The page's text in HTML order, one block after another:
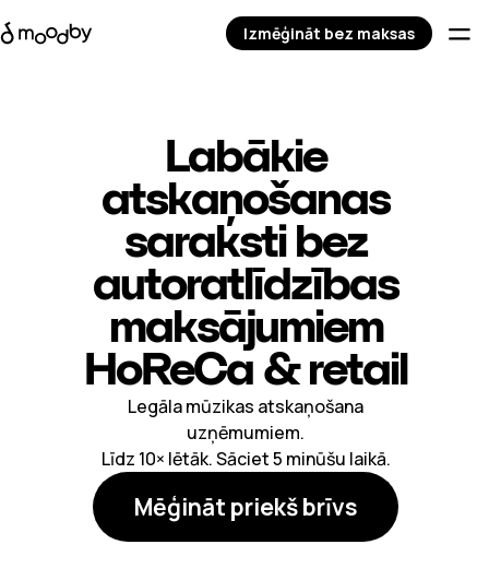
Labākie
atskaņošanas
saraksti bez
autoratlīdzības
maksājumiem
HoReCa & retail
Legāla mūzikas atskaņošana
uzņēmumiem.
Līdz 10× lētāk. Sāciet 5 minūšu laikā.
Mēģināt priekš brīvs
Izmēģināt bez maksas